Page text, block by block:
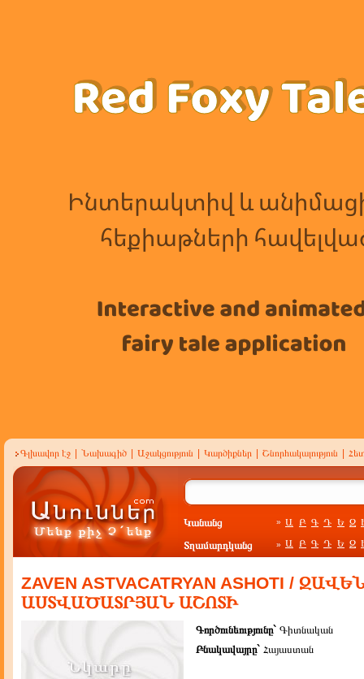
Գլխավոր էջ Նախագիծ Աջակցություն Կարծիքներ Շնորհակալություն
Կանանց » Ա Բ Գ Դ Ե Զ
Տղամարդկանց » Ա Բ Գ Դ Ե Զ
ZAVEN ASTVACATRYAN ASHOTI /
ԱՍՏՎԱԾԱՏՐՅԱՆ ԱՇՈՏԻ
Գործունեությունը` Գիտնական
Բնակավայրը` Հայաստան